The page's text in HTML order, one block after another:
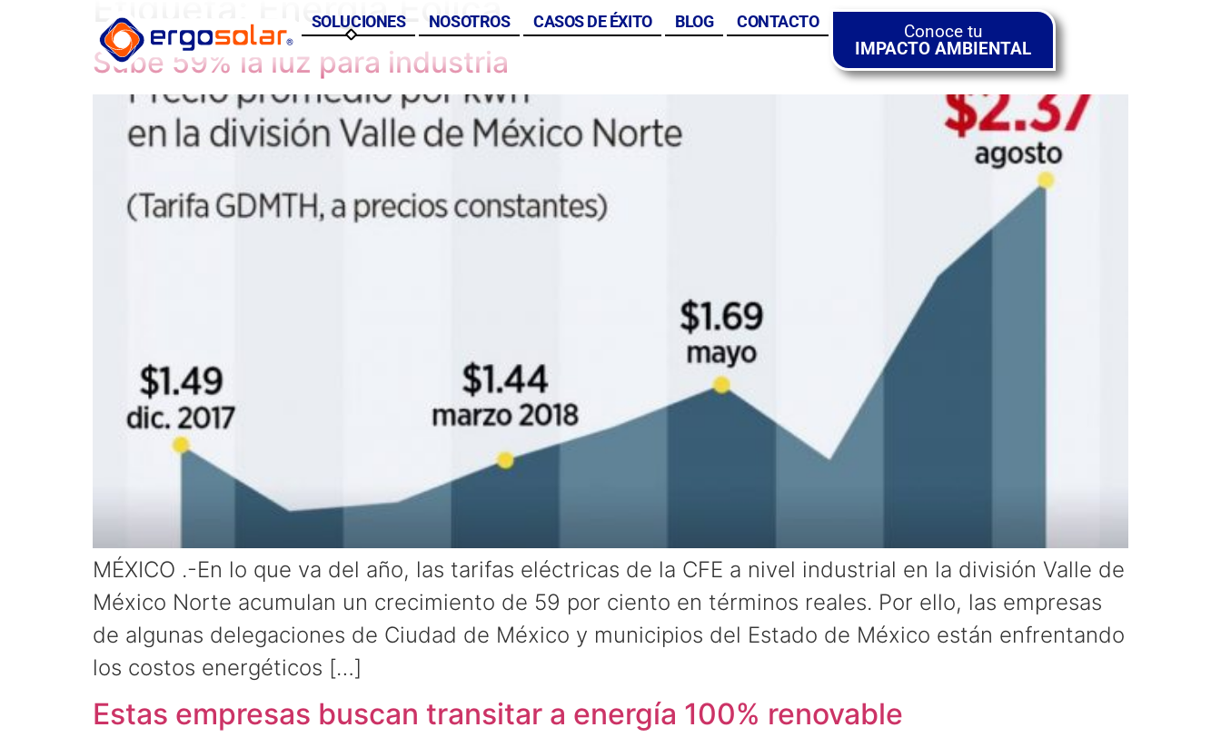
SOLUCIONES NOSOTROS CASOS DE ÉXITO BLOG CONTACTO
Conoce tu
IMPACTO AMBIENTAL
Sube 59% la luz para industria
MÉXICO .-En lo que va del año, las tarifas eléctricas de la CFE a nivel industrial en la división Valle de
México Norte acumulan un crecimiento de 59 por ciento en términos reales. Por ello, las empresas
de algunas delegaciones de Ciudad de México y municipios del Estado de México están enfrentando
los costos energéticos […]
Estas empresas buscan transitar a energía 100% renovable